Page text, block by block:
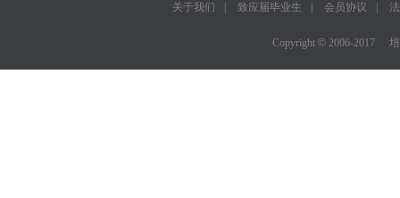
关于我们 致应届毕业生 会员协议
Copyright ©2006-2017